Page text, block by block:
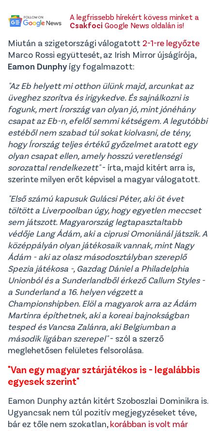
A legfrissebb hírekért kövess minket a
Csakfoci Google News oldalán is!
Miután a szigetországi válogatott 2-1-re legyőzte
Marco Rossi együttesét, az Irish Mirror újságírója,
Eamon Dunphy így fogalmazott:
"Az Eb helyett mi otthon ülünk majd, arcunkat az
üveghez szorítva és irigykedve. És sajnálkozni is
fogunk, mert Írország van olyan jó, mint jónéhány
csapat az Eb-n, efelől semmi kétségem. A legutóbbi
estéből nem szabad túl sokat kiolvasni, de tény,
hogy Írország teljes értékű győzelmet aratott egy
olyan csapat ellen, amely hosszú veretlenségi
sorozattal rendelkezett"- írta, majd kitért arra is,
szerinte milyen erőt képvisel a magyar válogatott.
"Első számú kapusuk Gulácsi Péter, aki öt évet
töltött a Liverpoolban úgy, hogy egyetlen meccset
sem játszott. Magyarország legtapasztaltabb
védője Lang Ádám, aki a ciprusi Omoniánál játszik. A
középpályán olyan játékosaik vannak, mint Nagy
Ádám - aki az olasz másodosztályban szereplő
Spezia játékosa -, Gazdag Dániel a Philadelphia
Unionból és a Sunderlandből érkező Callum Styles -
a Sunderland a 16. helyen végzett a
Championshipben. Elöl a magyarok arra az Ádám
Martinra építhetnek, aki a koreai bajnokságban
tesped és Vancsa Zalánra, aki Belgiumban a
második ligában szerepel"- szól a szerző
meglehetősen felületes felsorolása.
"Van egy magyar sztárjátékos is - legalábbis
egyesek szerint"
Eamon Dunphy aztán kitért Szoboszlai Dominikra is.
Ugyancsak nem túl pozitív megjegyzéseket téve,
bár ez tőle nem szokatlan,korábban is volt már